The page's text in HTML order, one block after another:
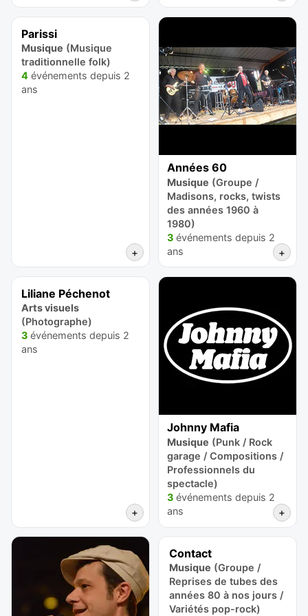
Parissi
Musique (Musique
traditionnelle folk)
4 événements depuis 2
ans
+
Années 60
Musique (Groupe /
Madisons, rocks, twists
des années 1960 à
1980)
3événements depuis 2
ans
+
Liliane Péchenot
Arts visuels
(Photographe)
3 événements depuis 2
ans
+
Johnny Mafia
Musique (Punk / Rock
garage / Compositions /
Professionnels du
spectacle)
3événements depuis 2
ans
+
Contact
Musique (Groupe /
Reprises de tubes des
années 80 à nos jours /
Variétés pop-rock)